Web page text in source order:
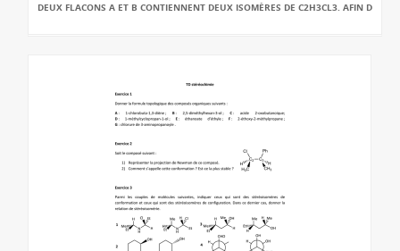
DEUX FLACONS A ET B CONTIENNENT DEUX ISOMÈRES DE C2H3CL3. AFIN D